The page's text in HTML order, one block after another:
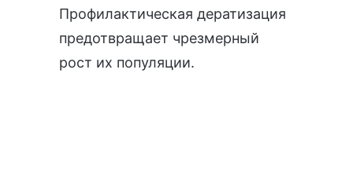
Профилактическая дератизация
предотвращает чрезмерный
рост их популяции.